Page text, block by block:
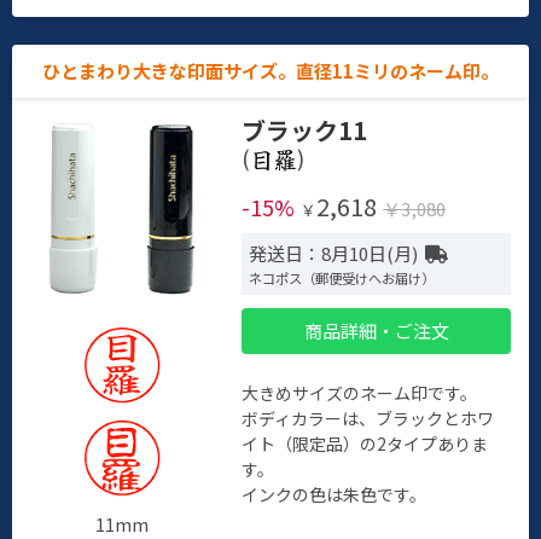
ひとまわり大きな印面サイズ。直径11ミリのネーム印。
11mm
ブラック11
(
)
-15% ￥ 2,618 ￥3,080
発送日：8月10日(月)
ネコポス（郵便受けへお届け）
商品詳細・ご注文
大きめサイズのネーム印です。
ボディカラーは、ブラックとホワ
イト（限定品）の2タイプありま
す。
インクの色は朱色です。